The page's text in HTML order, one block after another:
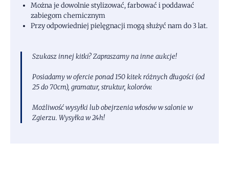
Można je dowolnie stylizować, farbować i poddawać
zabiegom chemicznym
Przy odpowiedniej pielęgnacji mogą służyć nam do 3 lat.
Szukasz innej kitki? Zapraszamy na inne aukcje!
Posiadamy w ofercie ponad 150 kitek różnych długości (od
25 do 70cm), gramatur, struktur, kolorów.
Możliwość wysyłki lub obejrzenia włosów w salonie w
Zgierzu. Wysyłka w 24h!